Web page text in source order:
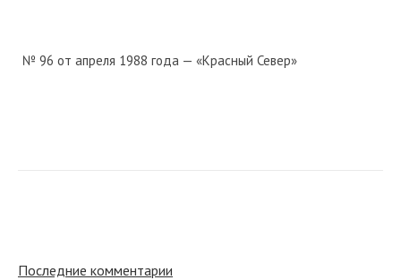
№ 96 от апреля 1988 года — «Красный Север»
Последние комментарии